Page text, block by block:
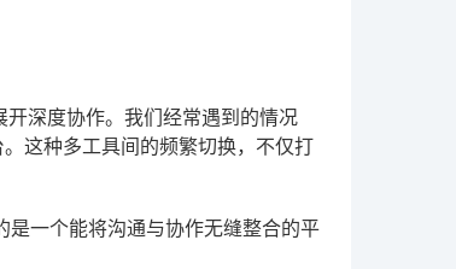
深度协作。我们经常遇到的情况
这种多工具间的频繁切换，不仅打
是一个能将沟通与协作无缝整合的平